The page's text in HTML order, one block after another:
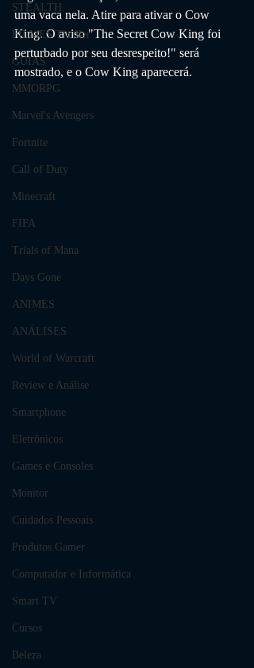
STEALTH
FILMES Thriller
GUIAS
MMORPG
Marvel's Avengers
Fortnite
Call of Duty
Minecraft
FIFA
Trials of Mana
Days Gone
ANIMES
ANÁLISES
World of Warcraft
Review e Análise
Smartphone
Eletrônicos
Games e Consoles
Monitor
Cuidados Pessoais
Produtos Gamer
Computador e Informática
Smart TV
Cursos
Beleza
uma vaca nela. Atire para ativar o Cow
King. O aviso "The Secret Cow King foi
perturbado por seu desrespeito!" será
mostrado, e o Cow King aparecerá.